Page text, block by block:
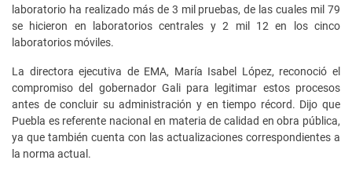
laboratorio ha realizado más de 3 mil pruebas, de las cuales mil 79
se hicieron en laboratorios centrales y 2 mil 12 en los cinco
laboratorios móviles.
La directora ejecutiva de EMA, María Isabel López, reconoció el
compromiso del gobernador Gali para legitimar estos procesos
antes de concluir su administración y en tiempo récord. Dijo que
Puebla es referente nacional en materia de calidad en obra pública,
ya que también cuenta con las actualizaciones correspondientes a
la norma actual.